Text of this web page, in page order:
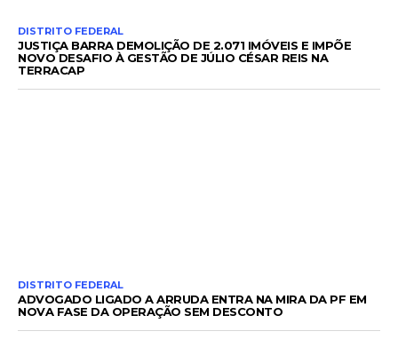
DISTRITO FEDERAL
JUSTIÇA BARRA DEMOLIÇÃO DE 2.071 IMÓVEIS E IMPÕE
NOVO DESAFIO À GESTÃO DE JÚLIO CÉSAR REIS NA
TERRACAP
DISTRITO FEDERAL
ADVOGADO LIGADO A ARRUDA ENTRA NA MIRA DA PF EM
NOVA FASE DA OPERAÇÃO SEM DESCONTO